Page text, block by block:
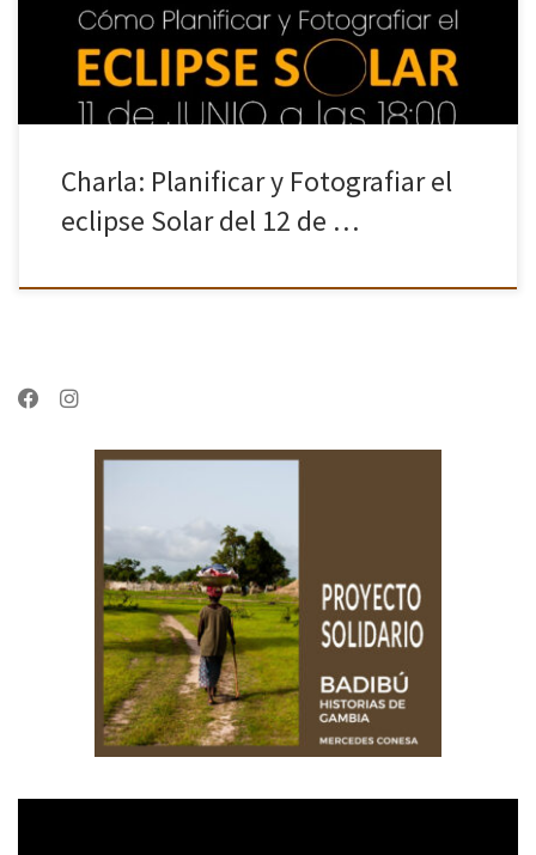
Charla: Planificar y Fotografiar el
eclipse Solar del 12 de …